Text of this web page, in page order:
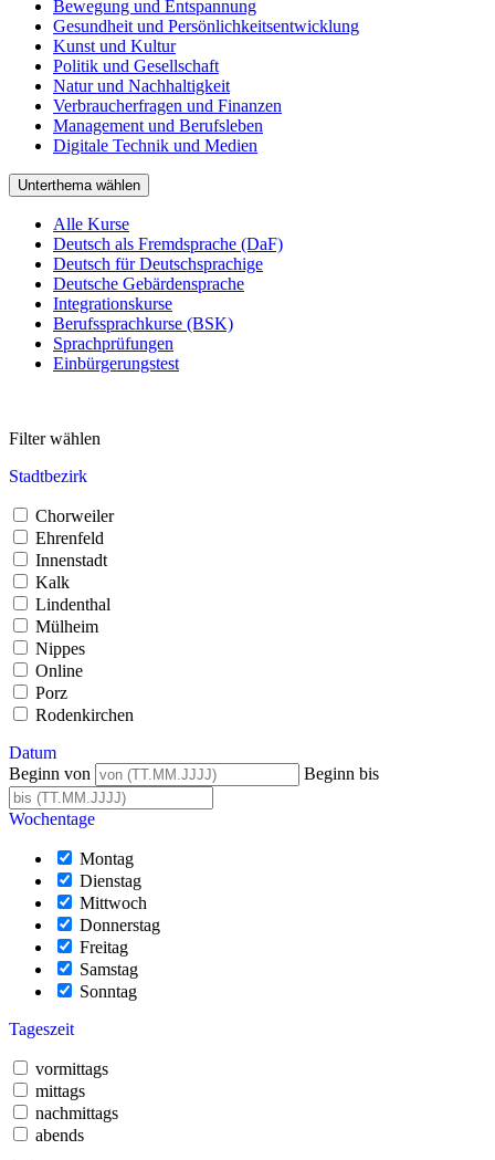
Bewegung und Entspannung
Gesundheit und Persönlichkeitsentwicklung
Kunst und Kultur
Politik und Gesellschaft
Natur und Nachhaltigkeit
Verbraucherfragen und Finanzen
Management und Berufsleben
Digitale Technik und Medien
Unterthema wählen
Alle Kurse
Deutsch als Fremdsprache (DaF)
Deutsch für Deutschsprachige
Deutsche Gebärdensprache
Integrationskurse
Berufssprachkurse (BSK)
Sprachprüfungen
Einbürgerungstest
Filter wählen
Stadtbezirk
Chorweiler
Ehrenfeld
Innenstadt
Kalk
Lindenthal
Mülheim
Nippes
Online
Porz
Rodenkirchen
Datum
Beginn von
Beginn bis
Wochentage
Montag
Dienstag
Mittwoch
Donnerstag
Freitag
Samstag
Sonntag
Tageszeit
vormittags
mittags
nachmittags
abends